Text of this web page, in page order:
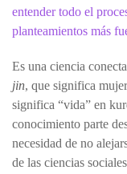
entender todo el
planteamientos más
Es una ciencia
jin, que significa
significa “vida” en
conocimiento parte
necesidad de no
de las ciencias